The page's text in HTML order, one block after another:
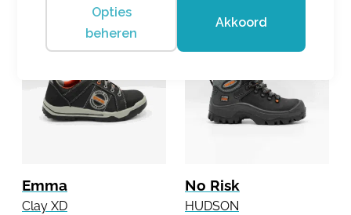
Emma
Clay XD
No Risk
HUDSON
Opties
beheren
Akkoord